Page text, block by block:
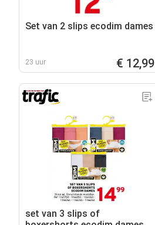
Set van 2 slips ecodim dames
23 uur € 12,99
set van 3 slips of